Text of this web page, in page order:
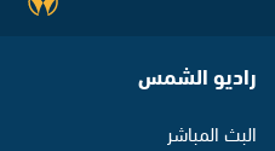
راديو الشمس
البث المباشر